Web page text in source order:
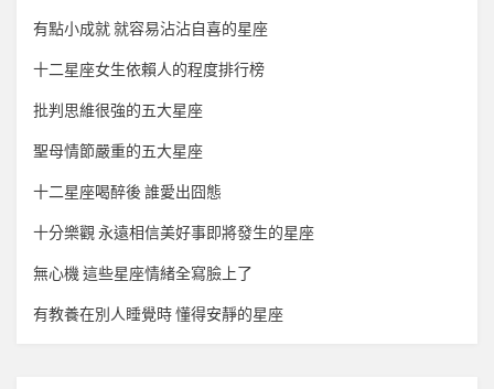
有點小成就 就容易沾沾自喜的星座
十二星座女生依賴人的程度排行榜
批判思維很強的五大星座
聖母情節嚴重的五大星座
十二星座喝醉後 誰愛出囧態
十分樂觀 永遠相信美好事即將發生的星座
無心機 這些星座情緒全寫臉上了
有教養在別人睡覺時 懂得安靜的星座